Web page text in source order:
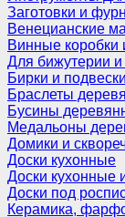
Заготовки и
Венецианские
Винные коробки
Для бижутерии
Бирки и
Браслеты
Бусины
Медальоны
Домики и
Доски кухонные
Доски кухонные
Доски под
Керамика,